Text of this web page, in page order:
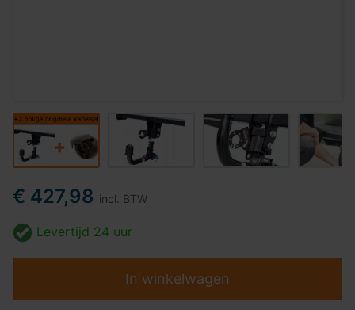
€ 427,98 incl. BTW
Levertijd 24 uur
In winkelwagen